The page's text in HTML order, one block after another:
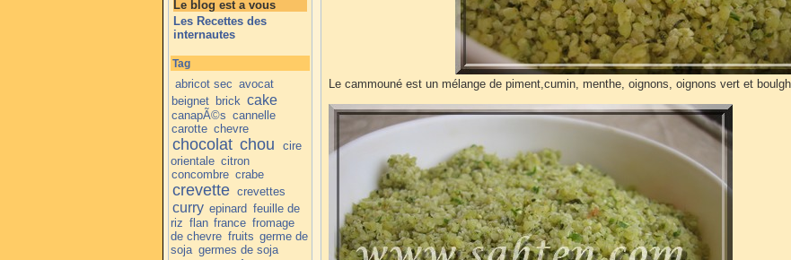
Le blog est a vous
Les Recettes des
internautes
Tag
abricot sec avocat
beignet brick cake
canapÃ©s cannelle
carotte chevre
chocolat chou
cire
orientale citron
concombre crabe
crevette crevettes
curry epinard feuille de
riz flan france fromage
de chevre fruits germe de
soja germes de soja
Le cammouné est un mélange de piment,cumin, menthe, oignons, oignons vert et